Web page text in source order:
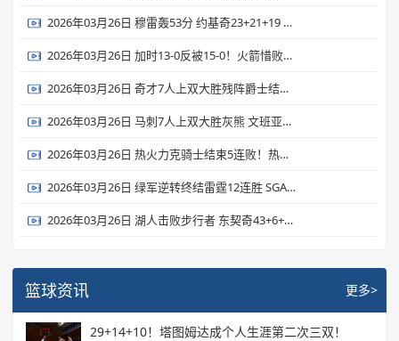
2026年03月26日 穆雷轰53分 约基奇23+21+19 掘金力克独行侠 弗拉格26+7+7
2026年03月26日 加时13-0反被15-0！火箭惜败森林狼 杜兰特22中9&丢绝平罚球
2026年03月26日 奇才7人上双大胜残阵爵士结束16连败 里斯26+17 贝利19投15分
2026年03月26日 马刺7人上双大胜灰熊 文班亚马19+15+3断7帽 卡斯尔15+9
2026年03月26日 热火力克骑士结束5连败！热巴17+10+7 多诺万·米切尔28+6
2026年03月26日 绿军逆转终结雷霆12连胜 SGA连续133场20+ 杰伦·布朗31+8+8
2026年03月26日 湖人击败步行者 东契奇43+6+7 詹姆斯23+9+9 海斯21+10
篮球资讯 更多>
29+14+10！塔图姆达成个人生涯第二次三双！